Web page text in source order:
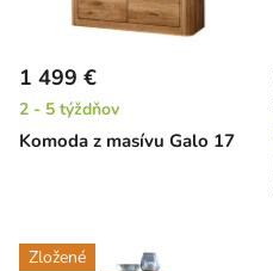
Komoda z masívu Galo 17
1 499 €
2 - 5 týždňov
Zložené